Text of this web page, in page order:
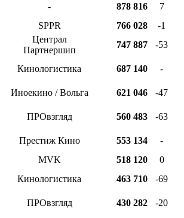
- 878 816 7
SPPR 766 028 -1
Централ
Партнершип
747 887 -53
Кинологистика 687 140 -
Иноекино / Вольга 621 046 -47
ПРОвзгляд 560 483 -63
Престиж Кино 553 134 -
MVK 518 120 0
Кинологистика 463 710 -69
ПРОвзгляд 430 282 -20